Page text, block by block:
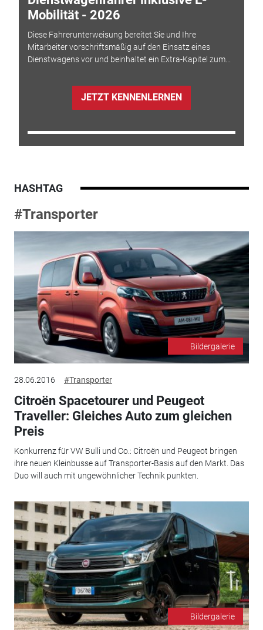
Mobilität - 2026
Diese Fahrerunterweisung bereitet Sie und Ihre
Mitarbeiter vorschriftsmäßig auf den Einsatz eines
Dienstwagens vor und beinhaltet ein Extra-Kapitel zum...
JETZT KENNENLERNEN
HASHTAG
#Transporter
Bildergalerie
28.06.2016 #Transporter
Citroën Spacetourer und Peugeot
Traveller: Gleiches Auto zum gleichen
Preis
Konkurrenz für VW Bulli und Co.: Citroën und Peugeot bringen
ihre neuen Kleinbusse auf Transporter-Basis auf den Markt. Das
Duo will auch mit ungewöhnlicher Technik punkten.
Bildergalerie